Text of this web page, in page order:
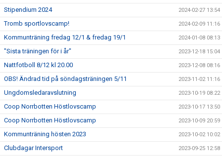
Stipendium 2024 2024-02-27 13:54
Tromb sportlovscamp! 2024-02-09 11:16
Kommunträning fredag 12/1 & fredag 19/1 2024-01-08 08:13
"Sista träningen för i år" 2023-12-18 15:04
Nattfotboll 8/12 kl 20.00 2023-12-08 08:16
OBS! Ändrad tid på söndagsträningen 5/11 2023-11-02 11:16
Ungdomsledaravslutning 2023-10-19 08:22
Coop Norrbotten Höstlovscamp 2023-10-17 13:50
Coop Norrbotten Höstlovscamp 2023-10-09 20:59
Kommunträning hösten 2023 2023-10-02 10:02
Clubdagar Intersport 2023-09-25 12:58